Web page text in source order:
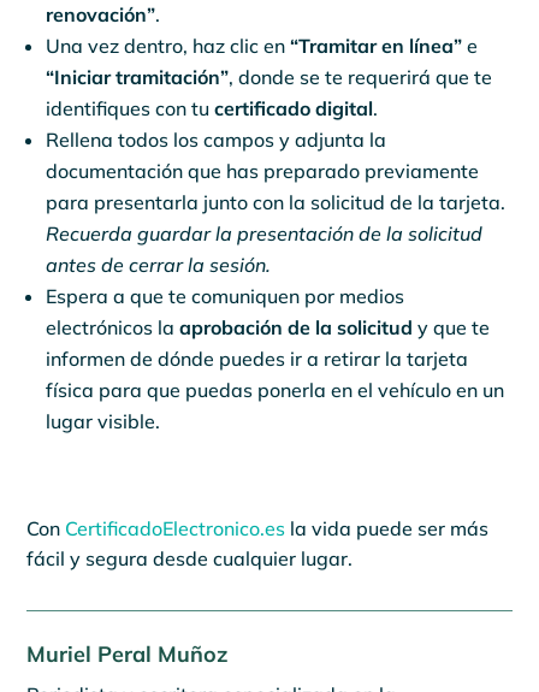
renovación”.
Una vez dentro, haz clic en“Tramitar en línea” e
“Iniciar tramitación”, donde se te requerirá que te
identifiques con tucertificado digital.
Rellena todos los campos y adjunta la
documentación que has preparado previamente
para presentarla junto con la solicitud de la tarjeta.
Recuerda guardar la presentación de la solicitud
antes de cerrar la sesión.
Espera a que te comuniquen por medios
electrónicos laaprobación de la solicitud y que te
informen de dónde puedes ir a retirar la tarjeta
física para que puedas ponerla en el vehículo en un
lugar visible.
Con CertificadoElectronico.es la vida puede ser más
fácil y segura desde cualquier lugar.
Muriel Peral Muñoz